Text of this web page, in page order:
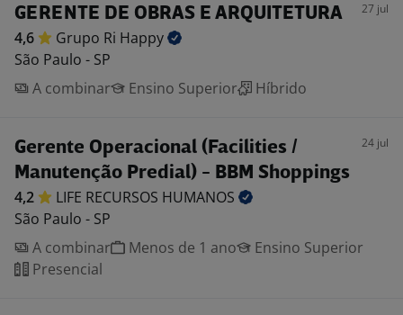
GERENTE DE OBRAS E ARQUITETURA 27 jul
4,6 Grupo Ri Happy
São Paulo - SP
A combinar
Ensino Superior Híbrido
Gerente Operacional (Facilities /
Manutenção Predial) - BBM Shoppings
24 jul
4,2 LIFE RECURSOS HUMANOS
São Paulo - SP
A combinar
Menos de 1 ano
Ensino Superior
Presencial